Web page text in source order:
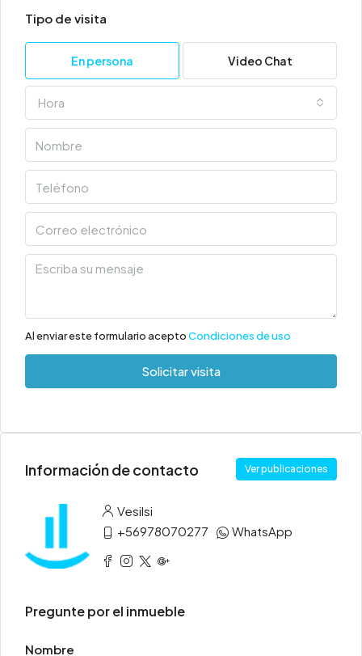
Tipo de visita
En persona Video Chat
Hora
Al enviar este formulario aceptoCondiciones de uso
Solicitar visita
Información de contacto Ver publicaciones
Vesilsi
+56978070277
WhatsApp
Pregunte por el inmueble
Nombre